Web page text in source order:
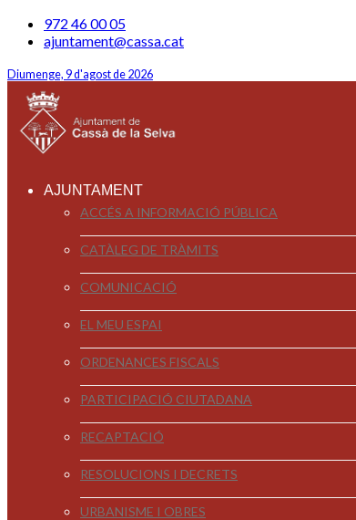
972 46 00 05
ajuntament@cassa.cat
Diumenge, 9 d'agost de 2026
AJUNTAMENT
ACCÉS A INFORMACIÓ PÚBLICA
CATÀLEG DE TRÀMITS
COMUNICACIÓ
EL MEU ESPAI
ORDENANCES FISCALS
PARTICIPACIÓ CIUTADANA
RECAPTACIÓ
RESOLUCIONS I DECRETS
URBANISME I OBRES